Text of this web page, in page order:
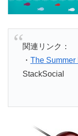
関連リンク：
・ The
StackSocial